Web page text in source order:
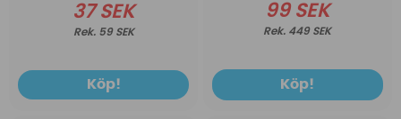
37 SEK
59 SEK
Köp!
99 SEK
449 SEK
Köp!